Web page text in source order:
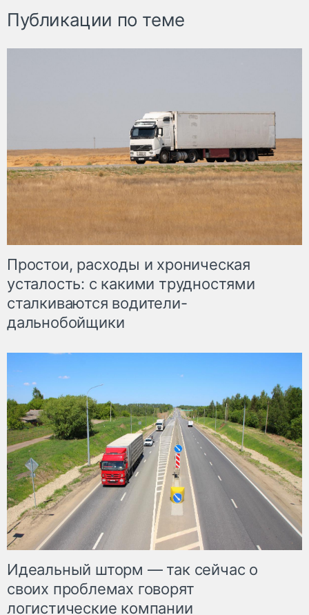
Публикации по теме
Простои, расходы и хроническая
усталость: с какими трудностями
сталкиваются водители-
дальнобойщики
Идеальный шторм — так сейчас о
своих проблемах говорят
логистические компании